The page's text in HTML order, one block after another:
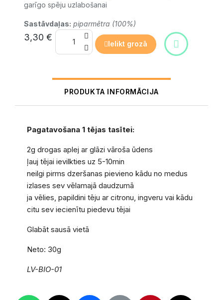
garīgo spēju uzlabošanai
Sastāvdaļas: piparmētra (100%)
3,30 €
Ielikt grozā
PRODUKTA INFORMĀCIJA
Pagatavošana 1 tējas tasītei:
2g drogas aplej ar glāzi vāroša ūdens
ļauj tējai ievilkties uz 5-10min
neilgi pirms dzeršanas pievieno kādu no medus
izlases sev vēlamajā daudzumā
ja vēlies, papildini tēju ar citronu, ingveru vai kādu
citu sev iecienītu piedevu tējai
Glabāt sausā vietā
Neto: 30g
LV-BIO-01